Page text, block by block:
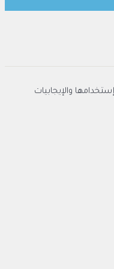
والإيجابيات